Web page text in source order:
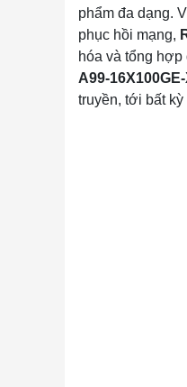
phẩm đa dạng.
phục hồi mạng,
hóa và tổng hợp
A99-
truyền, tới bất